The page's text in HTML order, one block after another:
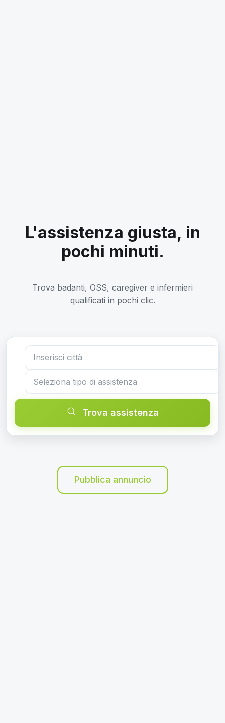
L'assistenza giusta, in
pochi minuti.
Trova badanti, OSS, caregiver e infermieri
qualificati in pochi clic.
Trova assistenza
Pubblica annuncio